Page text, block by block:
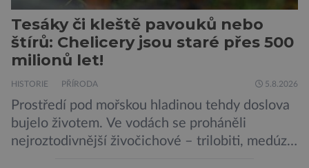
Tesáky či kleště pavouků nebo
štírů: Chelicery jsou staré přes 500
milionů let!
HISTORIE PŘÍRODA 5.8.2026
Prostředí pod mořskou hladinou tehdy doslova
bujelo životem. Ve vodách se proháněli
nejroztodivnější živočichové – trilobiti, medúzy